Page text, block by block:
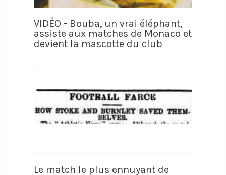
VIDÉO - Bouba, un vrai éléphant,
assiste aux matches de Monaco et
devient la mascotte du club
Le match le plus ennuyant de